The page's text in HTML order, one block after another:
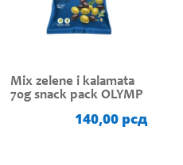
Mix zelene i kalamata
70g snack pack OLYMP
140,00 рсд